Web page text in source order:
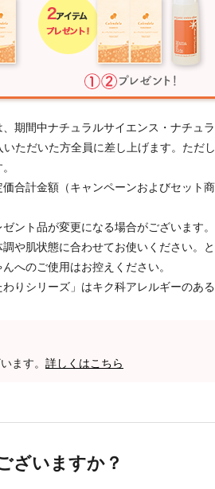
期間中ナチュラルサイエンス・ナチュ
いただいた方全員に差し上げます。ただ
合計金額（キャンペーンおよびセット
ント品が変更になる場合がございます。
や肌状態に合わせてお使いください。
へのご使用はお控えください。
りシリーズ」はキク科アレルギーのあ
ます。 詳しくはこちら
ざいますか？